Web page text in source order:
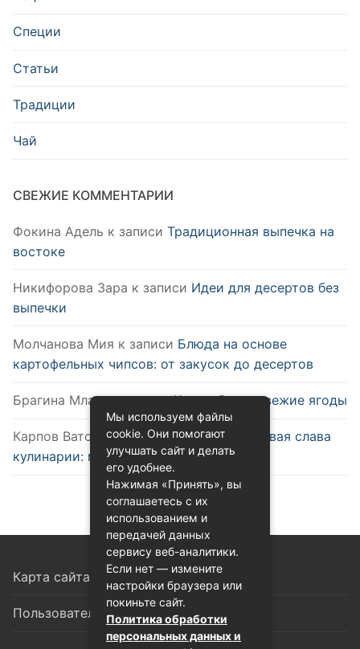
Специи
Статьи
Традиции
Чай
СВЕЖИЕ КОММЕНТАРИИ
Фокина Адель к записи Традиционная выпечка на
востоке
Никифорова Зара к записи Идеи для десертов без
выпечки
Молчанова Мия к записи Блюда на основе
картофельных чипсов: от закусок до десертов
Брагина Младак записиКак выбрать свежие ягоды
Карпов Ватславк записиУдобство и новая слава
кулинарии: микроволновка
Карта сайта
Пользовательское соглашение
Мы используем файлы
cookie. Они помогают
улучшать сайт и делать
его удобнее.
Нажимая «Принять», вы
соглашаетесь с их
использованием и
передачей данных
сервису веб-аналитики.
Если нет — измените
настройки браузера или
покиньте сайт.
Политика обработки
персональных данных и